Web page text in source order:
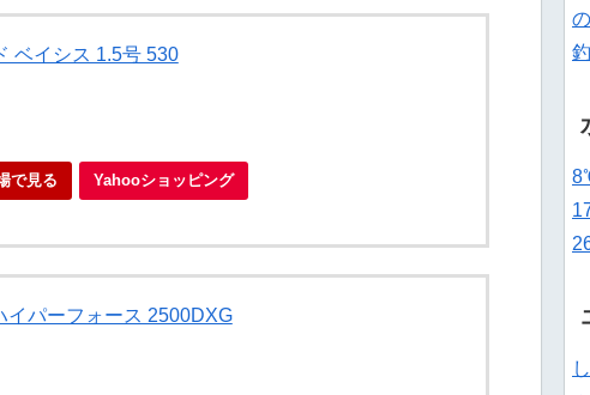
ベイシス 1.5号 530
で見る Yahooショッピング
イパーフォース 2500DXG